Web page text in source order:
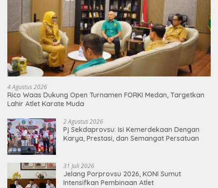
4 Agustus 2026
Rico Waas Dukung Open Turnamen FORKI Medan, Targetkan
Lahir Atlet Karate Muda
2 Agustus 2026
Pj Sekdaprovsu: Isi Kemerdekaan Dengan
Karya, Prestasi, dan Semangat Persatuan
31 Juli 2026
Jelang Porprovsu 2026, KONI Sumut
Intensifkan Pembinaan Atlet